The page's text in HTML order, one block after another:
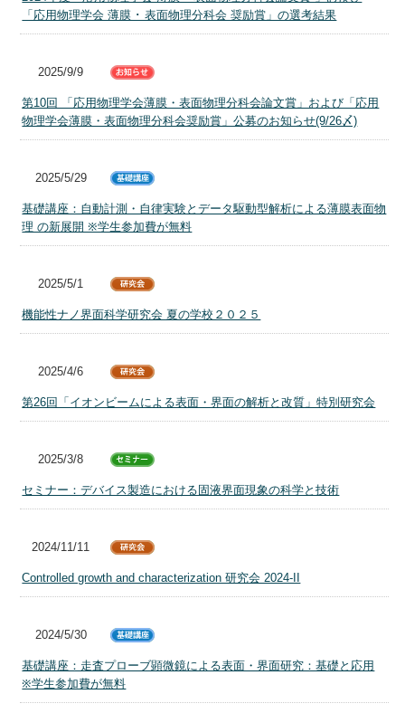
「応用物理学会 薄膜 ･ 表面物理分科会 奨励賞」の選考結果
2025/9/9
第10回 「応用物理学会薄膜・表面物理分科会論文賞」および「応用
物理学会薄膜・表面物理分科会奨励賞」公募のお知らせ(9/26〆)
2025/5/29
基礎講座：自動計測・自律実験とデータ駆動型解析による薄膜表面物
理 の新展開 ※学生参加費が無料
2025/5/1
機能性ナノ界面科学研究会 夏の学校２０２５
2025/4/6
第26回「イオンビームによる表面・界面の解析と改質」特別研究会
2025/3/8
セミナー：デバイス製造における固液界面現象の科学と技術
2024/11/11
Controlled growth and characterization 研究会 2024-II
2024/5/30
基礎講座：走査プローブ顕微鏡による表面・界面研究：基礎と応用
※学生参加費が無料